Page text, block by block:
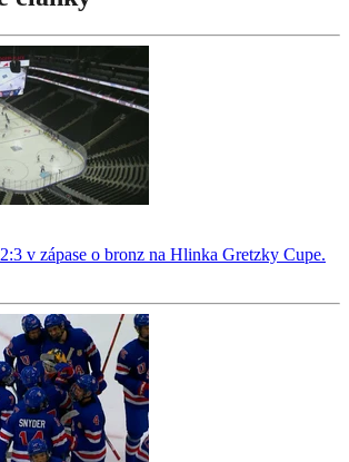
v zápase o bronz na Hlinka Gretzky Cupe.